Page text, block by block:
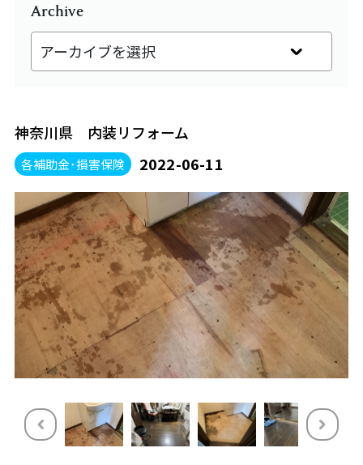
Archive
アーカイブを選択
各補助金･損害保険 2022-06-11
神奈川県 内装リフォーム